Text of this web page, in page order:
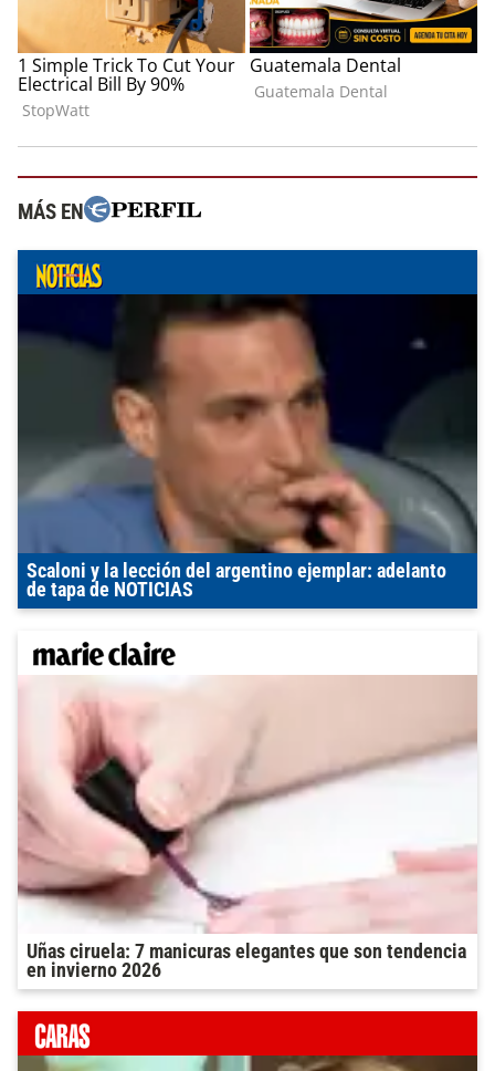
MÁS EN
Scaloni y la lección del argentino ejemplar: adelanto
de tapa de NOTICIAS
Uñas ciruela: 7 manicuras elegantes que son tendencia
en invierno 2026